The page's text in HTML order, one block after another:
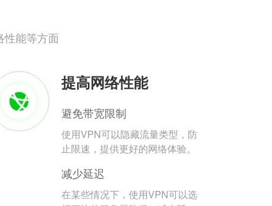
性能等方面
提高网络性能
避免带宽限制
使用VPN可以隐藏流量类型，防
止限速，提供更好的网络体验。
减少延迟
在某些情况下，使用VPN可以选